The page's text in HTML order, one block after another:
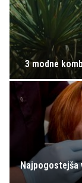
3 modne
Najpogostejša